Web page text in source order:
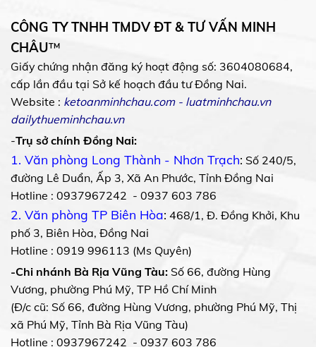
CÔNG TY TNHH TMDV ĐT & TƯ VẤN MINH
CHÂU™
Giấy chứng nhận đăng ký hoạt động số: 3604080684,
cấp lần đầu tại Sở kế hoạch đầu tư Đồng Nai.
Website : ketoanminhchau.com- luatminhchau.vn
dailythueminhchau.vn
-Trụ sở chính Đồng Nai:
1. Văn phòng Long Thành - Nhơn Trạch: Số 240/5,
đường Lê Duẩn, Ấp 3, Xã An Phước, Tỉnh Đồng Nai
Hotline : 0937967242 - 0937 603 786
2. Văn phòng TP Biên Hòa: 468/1, Đ. Đồng Khởi, Khu
phố 3, Biên Hòa, Đồng Nai
Hotline : 0919 996113 (Ms Quyên)
-Chi nhánh Bà Rịa Vũng Tàu: Số 66, đường Hùng
Vương, phường Phú Mỹ, TP Hồ Chí Minh
(Đ/c cũ: Số 66, đường Hùng Vương, phường Phú Mỹ, Thị
xã Phú Mỹ, Tỉnh Bà Rịa Vũng Tàu)
Hotline : 0937967242 - 0937 603 786